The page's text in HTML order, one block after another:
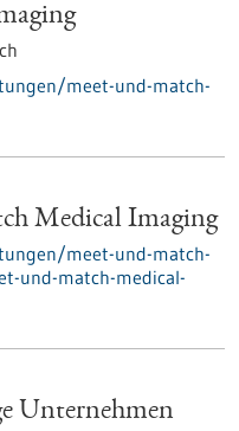
meet-und-match-
Medical Imaging
meet-und-match-
und-match-medical-
Unternehmen